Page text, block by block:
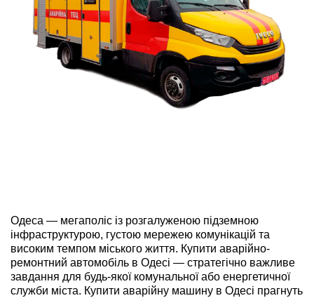
+38 (097) 746-67-04
ЗАДАТИ ПИТАННЯ
Одеса — мегаполіс із розгалуженою підземною
інфраструктурою, густою мережею комунікацій та
високим темпом міського життя. Купити аварійно-
ремонтний автомобіль в Одесі — стратегічно важливе
завдання для будь-якої комунальної або енергетичної
служби міста. Купити аварійну машину в Одесі прагнуть